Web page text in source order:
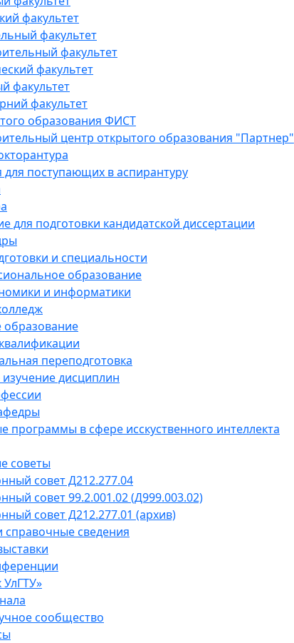
факультет
факультет
факультет
факультет
факультет
факультет
образования ФИСТ
центр открытого образования "Партнер"
поступающих в аспирантуру
для подготовки кандидатской диссертации
и специальности
образование
и информатики
переподготовка
дисциплин
программы в сфере исскуственного интеллекта
советы
совет Д212.277.04
совет 99.2.001.02 (Д999.003.02)
совет Д212.277.01 (архив)
сведения
сообщество